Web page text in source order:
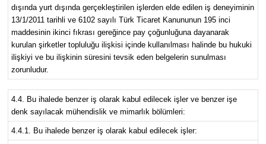
dışında yurt dışında gerçekleştirilen işlerden elde edilen iş deneyiminin
13/1/2011 tarihli ve 6102 sayılı Türk Ticaret Kanununun 195 inci
maddesinin ikinci fıkrası gereğince pay çoğunluğuna dayanarak
kurulan şirketler topluluğu ilişkisi içinde kullanılması halinde bu hukuki
ilişkiyi ve bu ilişkinin süresini tevsik eden belgelerin sunulması
zorunludur.
4.4. Bu ihalede benzer iş olarak kabul edilecek işler ve benzer işe
denk sayılacak mühendislik ve mimarlık bölümleri:
4.4.1. Bu ihalede benzer iş olarak kabul edilecek işler: